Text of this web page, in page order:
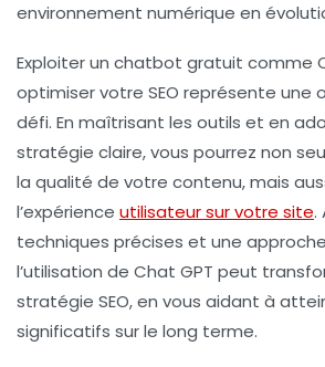
environnement numérique en
Exploiter un chatbot gratuit comme
optimiser votre SEO représente une
défi. En maîtrisant les outils et en
stratégie claire, vous pourrez non
la qualité de votre contenu, mais
l’expérience utilisateur sur votre site.
techniques précises et une
l’utilisation de Chat GPT peut
stratégie SEO, en vous aidant à
significatifs sur le long terme.